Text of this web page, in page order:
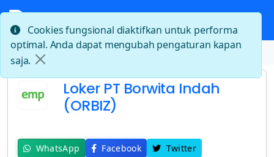
Beranda Loker PT Borwita Indah (ORBIZ)
Loker PT Borwita Indah
(ORBIZ)
WhatsApp Facebook
Twitter
Cookies fungsional diaktifkan untuk performa
optimal. Anda dapat mengubah pengaturan kapan
saja.